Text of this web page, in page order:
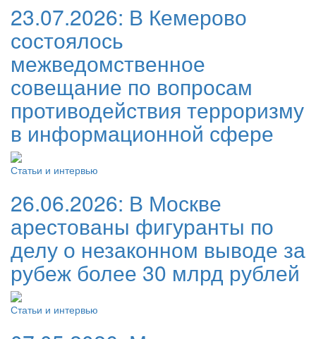
23.07.2026: В Кемерово
состоялось
межведомственное
совещание по вопросам
противодействия терроризму
в информационной сфере
Статьи и интервью
26.06.2026: В Москве
арестованы фигуранты по
делу о незаконном выводе за
рубеж более 30 млрд рублей
Статьи и интервью